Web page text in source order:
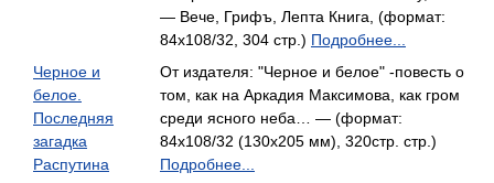
— Вече, Грифъ, Лепта Книга, (формат:
84x108/32, 304 стр.) Подробнее...
Черное и
белое.
Последняя
загадка
Распутина
От издателя: "Черное и белое" -повесть о
том, как на Аркадия Максимова, как гром
среди ясного неба… — (формат:
84x108/32 (130х205 мм), 320стр. стр.)
Подробнее...